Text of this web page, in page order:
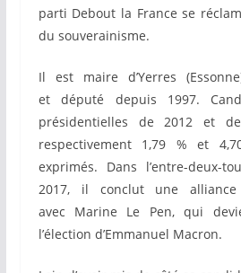
parti Debout la France se
du souverainisme.
Il est maire d’Yerres
et député depuis 1997.
présidentielles de 2012 et
respectivement 1,79 % et
exprimés. Dans l’entre-deux-
2017, il conclut une alliance
avec Marine Le Pen, qui
l’élection d’Emmanuel Macron.